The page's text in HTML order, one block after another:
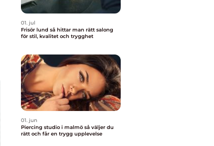
01. jul
Frisör lund så hittar man rätt salong
för stil, kvalitet och trygghet
01. jun
Piercing studio i malmö så väljer du
rätt och får en trygg upplevelse